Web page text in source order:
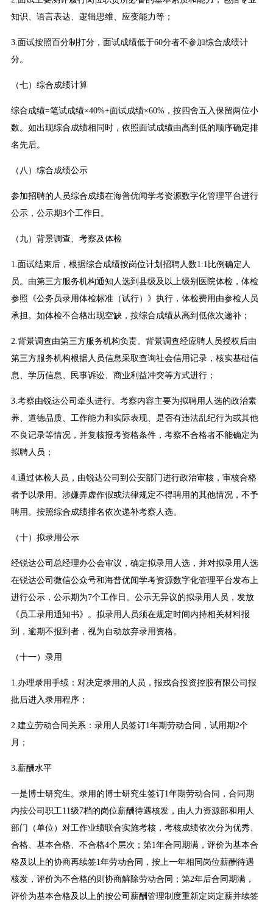
知识、语言表达、逻辑思维、应变能力等；
3.面试按照百分制打分，面试成绩低于60分者不参加综合成绩计
分。
（七）综合成绩计算
综合成绩=笔试成绩×40%+面试成绩×60%，按四舍五入保留两位小
数。如出现综合成绩相同时，依照面试成绩由高到低的顺序确定排
名先后。
（八）综合成绩公示
参加招聘的人员综合成绩在海普优闻学考资源数字化管理平台进行
公示，公示期3个工作日。
（九）背景调查、考察及体检
1.面试结束后，根据综合成绩按岗位计划招聘人数1:1比例确定人
员。由第三方服务机构通知人选到县级及以上级别医院体检，体检
参照《公务员录用体检标准（试行）》执行，体检费用由参检人员
承担。如体检不合格出现空缺，按综合成绩从高到低依次递补；
2.背景调查由第三方服务机构负责。背景调查经应聘人员授权后由
第三方服务机构根据人员信息采取查询社会信用记录，核实基础信
息、学历信息、民事诉讼、商业利益冲突等方式进行；
3.考察由锐达公司牵头进行。考察内容主要为拟聘用人选的政治素
养、道德品质、工作能力和实际表现、是否有违法乱纪行为或其他
不良记录等情况，并复核报考资格条件，考察不合格者不能确定为
拟聘人员；
4.通过体检人员，由锐达公司到公安部门进行政治审核，审核合格
者予以录用。涉嫌弄虚作假或法律规定不得聘用的其他情况，不予
聘用。按照综合成绩排名依次递补考察人选。
（十）拟录用公示
经锐达公司总经理办公会审议，确定拟录用人选，并对拟录用人选
在锐达公司微信公众号和海普优闻学考资源数字化管理平台发布上
进行公示，公示期为7个工作日。公示无异议的拟录用人员，发放
《员工录用通知书》。拟录用人员须在规定时间内持相关材料报
到，逾期不报到者，视为自动放弃录用资格。
（十一）录用
1.办理录用手续：对决定录用的人员，报戎合投资控股有限公司报
批后进入录用程序；
2.建立劳动合同关系：录用人员签订1年期劳动合同，试用期2个
月；
3.薪酬水平
一是博士研究生。录用的博士研究生签订1年期劳动合同，合同期
内按公司职工11级7档的岗位薪酬待遇核发，由人力资源部和用人
部门（单位）对工作业绩联合实施考核，考核成绩依次分为优秀、
合格、基本合格、不合格4个层次；第1年合同期满，评价为基本合
格及以上的协商再续签1年劳动合同，按上一年相同岗位薪酬待遇
核发，评价为不合格的则协商解除劳动合同；第2年后合同期满，
评价为基本合格及以上的按公司薪酬管理制度重新定岗定薪并续签